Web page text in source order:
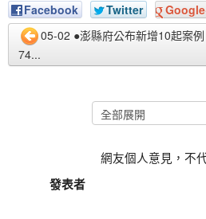
Facebook Twitter
05-02 ●澎縣府公布新增10起案
74...
網友個人意見，不
發表者